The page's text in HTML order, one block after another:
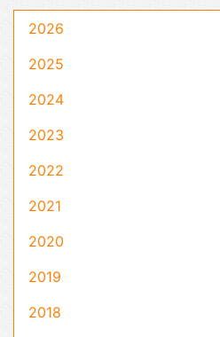
2026
2025
2024
2023
2022
2021
2020
2019
2018